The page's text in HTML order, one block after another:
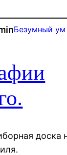
Безумный ум
доска